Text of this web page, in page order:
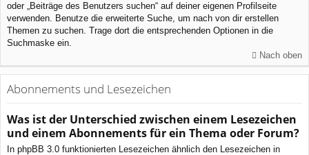
oder „Beiträge des Benutzers suchen“ auf deiner eigenen Profilseite
verwenden. Benutze die erweiterte Suche, um nach von dir erstellen
Themen zu suchen. Trage dort die entsprechenden Optionen in die
Suchmaske ein.
Nach oben
Abonnements und Lesezeichen
Was ist der Unterschied zwischen einem Lesezeichen
und einem Abonnements für ein Thema oder Forum?
In phpBB 3.0 funktionierten Lesezeichen ähnlich den Lesezeichen in